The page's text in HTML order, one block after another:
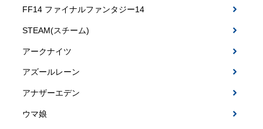
FF14 ファイナルファンタジー14
STEAM(スチーム)
アークナイツ
アズールレーン
アナザーエデン
ウマ娘